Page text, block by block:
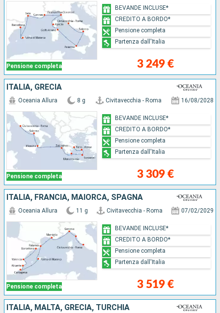
Pensione completa 3 249 €
BEVANDE INCLUSE*
CREDITO A BORDO*
Pensione completa
Partenza dall'Italia
ITALIA, GRECIA
Pensione completa
Oceania Allura 8 g Civitavecchia - Roma 16/08/2028
3 309 €
BEVANDE INCLUSE*
CREDITO A BORDO*
Pensione completa
Partenza dall'Italia
ITALIA, FRANCIA, MAIORCA, SPAGNA
Pensione completa
Oceania Allura 11 g Civitavecchia - Roma 07/02/2029
3 519 €
BEVANDE INCLUSE*
CREDITO A BORDO*
Pensione completa
Partenza dall'Italia
ITALIA, MALTA, GRECIA, TURCHIA